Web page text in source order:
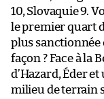
10, Slovaquie 9.
le premier quart
plus sanctionnée
façon ? Face à la
d’Hazard, Éder
milieu de terrain